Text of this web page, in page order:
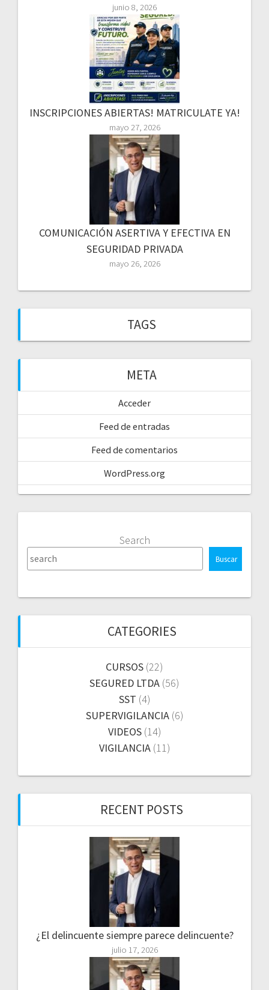
junio 8, 2026
INSCRIPCIONES ABIERTAS! MATRICULATE YA!
mayo 27, 2026
COMUNICACIÓN ASERTIVA Y EFECTIVA EN
SEGURIDAD PRIVADA
mayo 26, 2026
TAGS
META
Acceder
Feed de entradas
Feed de comentarios
WordPress.org
Search
Buscar
CATEGORIES
CURSOS (22)
SEGURED LTDA (56)
SST (4)
SUPERVIGILANCIA(6)
VIDEOS(14)
VIGILANCIA(11)
RECENT POSTS
¿El delincuente siempre parece delincuente?
julio 17, 2026